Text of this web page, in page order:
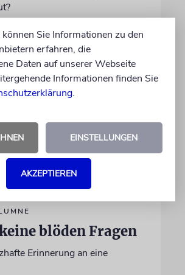
blöden Fragen
Erinnerung an eine
Sie Informationen zu den
erfahren, die
Daten auf unserer Webseite
Informationen finden Sie
.
EINSTELLUNGEN
AKZEPTIEREN